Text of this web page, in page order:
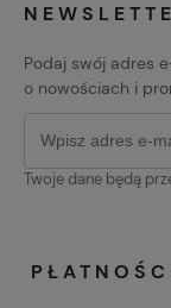
Podaj swój adres
o nowościach i
Twoje dane będą